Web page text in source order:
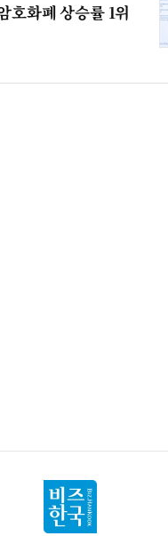
호화폐 상승률 1위